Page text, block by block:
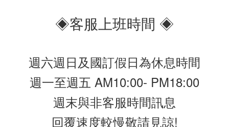
◈客服上班時間 ◈
週六週日及國訂假日為休息時間
週一至週五 AM10:00- PM18:00
週末與非客服時間訊息
回覆速度較慢敬請見諒!